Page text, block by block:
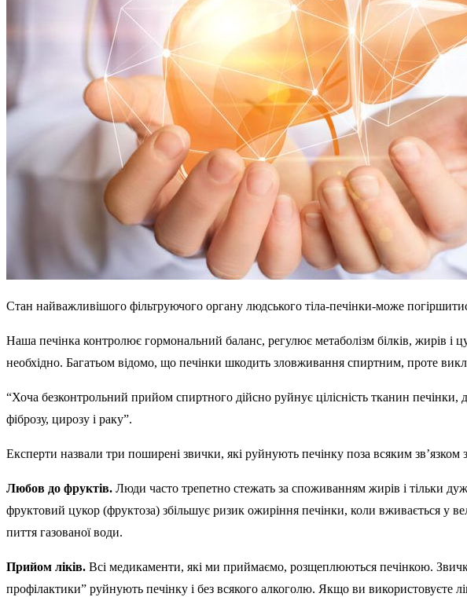
Стан найважливішого фільтруючого органу людського тіла-печінки-може
Наша печінка контролює гормональний баланс, регулює метаболізм білків, жирів
необхідно. Багатьом відомо, що печінки шкодить зловживання спиртним, проте
“Хоча безконтрольний прийом спиртного дійсно руйнує цілісність тканин печінки,
фіброзу, цирозу і раку”.
Експерти назвали три поширені звички, які руйнують печінку поза всяким зв’язком
Любов до фруктів. Люди часто трепетно стежать за споживанням жирів і тільки
фруктовий цукор (фруктоза) збільшує ризик ожиріння печінки, коли вживається у
пиття газованої води.
Прийом ліків. Всі медикаменти, які ми приймаємо, розщеплюються печінкою.
профілактики” руйнують печінку і без всякого алкоголю. Якщо ви використовуєте